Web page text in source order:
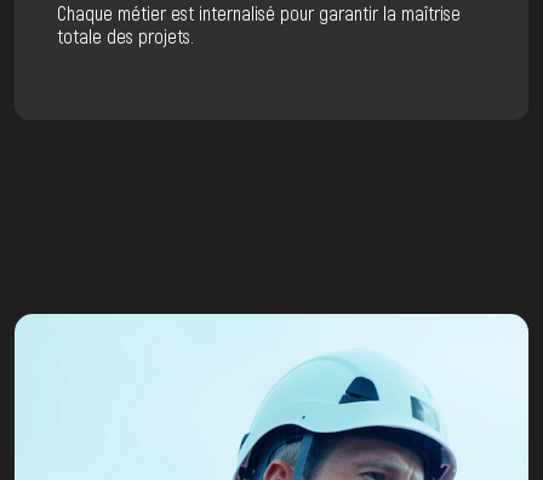
Chaque métier est internalisé pour garantir la maîtrise
totale des projets.